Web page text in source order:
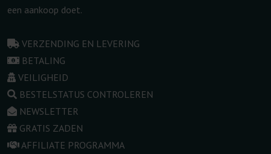
een aankoop doet.
VERZENDING EN LEVERING
BETALING
VEILIGHEID
BESTELSTATUS CONTROLEREN
NEWSLETTER
GRATIS ZADEN
AFFILIATE PROGRAMMA